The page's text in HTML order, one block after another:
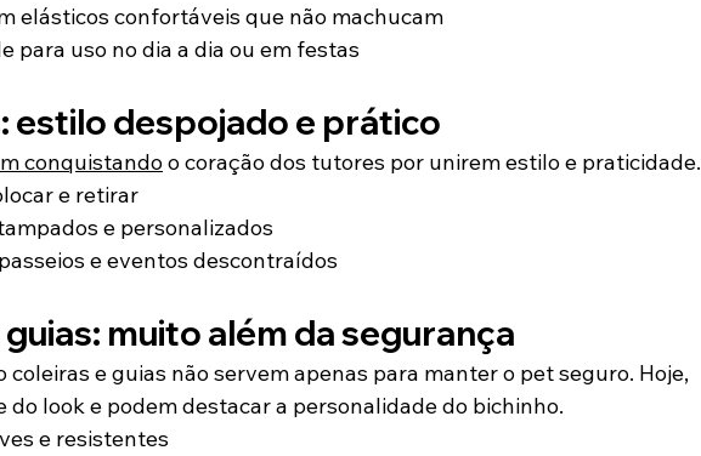
elásticos confortáveis que não machucam
para uso no dia a dia ou em festas
estilo despojado e prático
conquistando o coração dos tutores por unirem estilo e praticidade.
e retirar
e personalizados
e eventos descontraídos
muito além da segurança
coleiras e guias não servem apenas para manter o pet seguro. Hoje,
do look e podem destacar a personalidade do bichinho.
e resistentes